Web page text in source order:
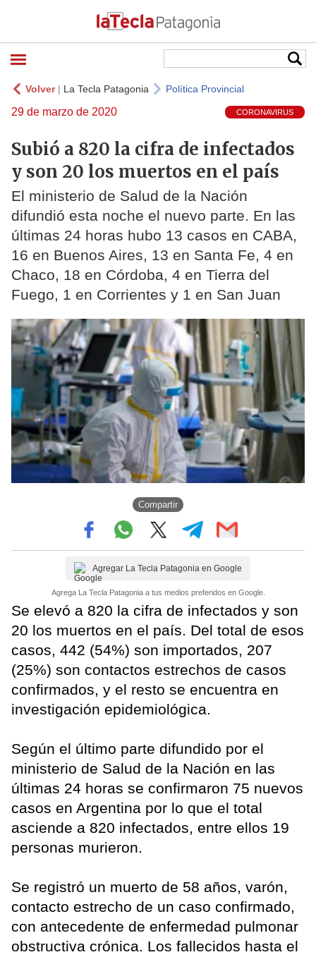
Volver| La Tecla Patagonia Política Provincial
29 de marzo de 2020 CORONAVIRUS
Subió a 820 la cifra de infectados
y son 20 los muertos en el país
El ministerio de Salud de la Nación
difundió esta noche el nuevo parte. En las
últimas 24 horas hubo 13 casos en CABA,
16 en Buenos Aires, 13 en Santa Fe, 4 en
Chaco, 18 en Córdoba, 4 en Tierra del
Fuego, 1 en Corrientes y 1 en San Juan
Compartir
Agregar La Tecla Patagonia en Google
Agrega La Tecla Patagonia a tus medios preferidos en Google.
Se elevó a 820 la cifra de infectados y son
20 los muertos en el país. Del total de esos
casos, 442 (54%) son importados, 207
(25%) son contactos estrechos de casos
confirmados, y el resto se encuentra en
investigación epidemiológica.
Según el último parte difundido por el
ministerio de Salud de la Nación en las
últimas 24 horas se confirmaron 75 nuevos
casos en Argentina por lo que el total
asciende a 820 infectados, entre ellos 19
personas murieron.
Se registró un muerto de 58 años, varón,
contacto estrecho de un caso confirmado,
con antecedente de enfermedad pulmonar
obstructiva crónica. Los fallecidos hasta el